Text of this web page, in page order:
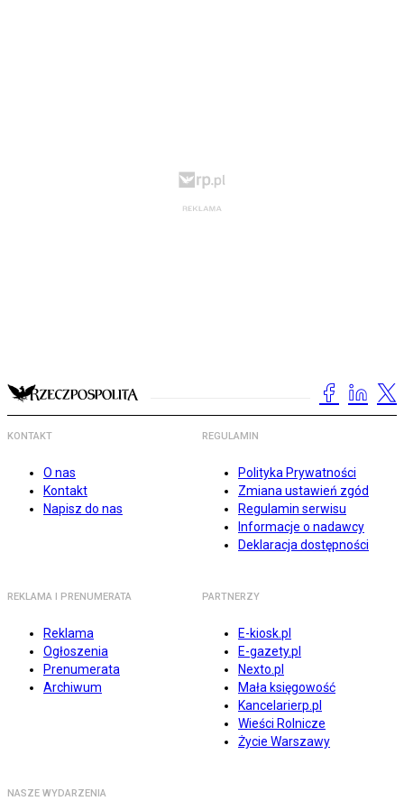
KONTAKT
O nas
Kontakt
Napisz do nas
REGULAMIN
Polityka Prywatności
Zmiana ustawień zgód
Regulamin serwisu
Informacje o nadawcy
Deklaracja dostępności
REKLAMA I PRENUMERATA
Reklama
Ogłoszenia
Prenumerata
Archiwum
PARTNERZY
E-kiosk.pl
E-gazety.pl
Nexto.pl
Mała księgowość
Kancelarierp.pl
Wieści Rolnicze
Życie Warszawy
NASZE WYDARZENIA